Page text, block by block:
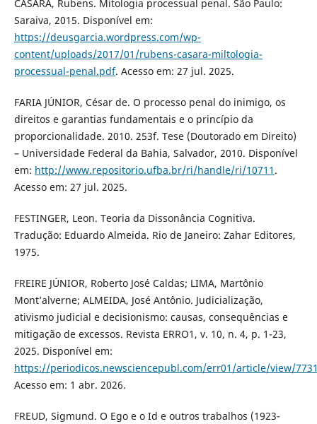
CASARA, Rubens. Mitologia processual penal. São Paulo:
Saraiva, 2015. Disponível em:
https://deusgarcia.wordpress.com/wp-
content/uploads/2017/01/rubens-casara-miltologia-
processual-penal.pdf. Acesso em: 27 jul. 2025.
FARIA JÚNIOR, César de. O processo penal do inimigo, os
direitos e garantias fundamentais e o princípio da
proporcionalidade. 2010. 253f. Tese (Doutorado em Direito)
– Universidade Federal da Bahia, Salvador, 2010. Disponível
em: http://www.repositorio.ufba.br/ri/handle/ri/10711 .
Acesso em: 27 jul. 2025.
FESTINGER, Leon. Teoria da Dissonância Cognitiva.
Tradução: Eduardo Almeida. Rio de Janeiro: Zahar Editores,
1975.
FREIRE JÚNIOR, Roberto José Caldas; LIMA, Martônio
Mont’alverne; ALMEIDA, José Antônio. Judicialização,
ativismo judicial e decisionismo: causas, consequências e
mitigação de excessos. Revista ERRO1, v. 10, n. 4, p. 1-23,
2025. Disponível em:
https://periodicos.newsciencepubl.com/err01/article/view/
Acesso em: 1 abr. 2026.
FREUD, Sigmund. O Ego e o Id e outros trabalhos (1923-